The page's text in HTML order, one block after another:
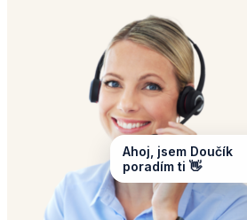
Ahoj, jsem Doučík
poradím ti 👋